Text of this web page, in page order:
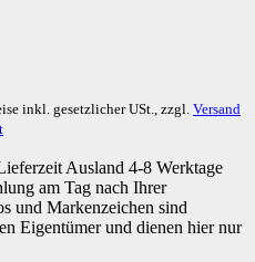
inkl. gesetzlicher USt., zzgl. Versand
Ausland 4-8 Werktage
am Tag nach Ihrer
und Markenzeichen sind
Eigentümer und dienen hier nur